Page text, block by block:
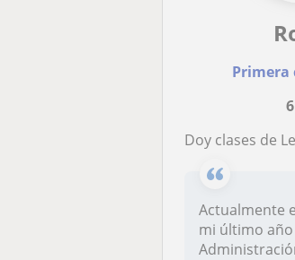
Primera
6
Doy clases de Lengua
Actualmente
mi último